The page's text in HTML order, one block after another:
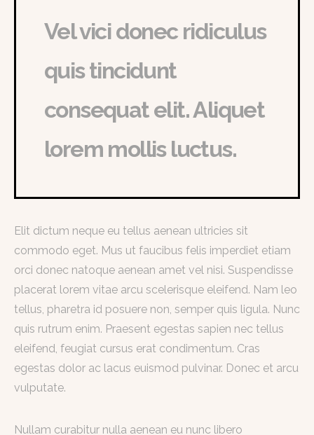
Vel vici donec ridiculus
quis tincidunt
consequat elit. Aliquet
lorem mollis luctus.
Elit dictum neque eu tellus aenean ultricies sit
commodo eget. Mus ut faucibus felis imperdiet etiam
orci donec natoque aenean amet vel nisi. Suspendisse
placerat lorem vitae arcu scelerisque eleifend. Nam leo
tellus, pharetra id posuere non, semper quis ligula. Nunc
quis rutrum enim. Praesent egestas sapien nec tellus
eleifend, feugiat cursus erat condimentum. Cras
egestas dolor ac lacus euismod pulvinar. Donec et arcu
vulputate.
Nullam curabitur nulla aenean eu nunc libero